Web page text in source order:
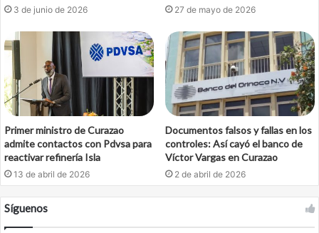
3 de junio de 2026 27 de mayo de 2026
Primer ministro de Curazao
admite contactos con Pdvsa para
reactivar refinería Isla
13 de abril de 2026
Documentos falsos y fallas en los
controles: Así cayó el banco de
Víctor Vargas en Curazao
2 de abril de 2026
Síguenos